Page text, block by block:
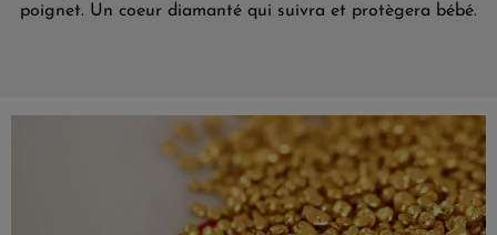
poignet. Un coeur diamanté qui suivra et protègera bébé.